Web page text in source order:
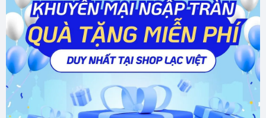
Màu sắc đa dạng: Bộ sưu tập vòng ngọc
mã não của chúng tôi có các gam màu từ
nâu đậm, cam hổ phách, đến xanh ngọc dịu
dàng, phù hợp với mọi phong cách và mệnh
phong thủy.
Thiết kế tinh xảo:Các vòng được gia công